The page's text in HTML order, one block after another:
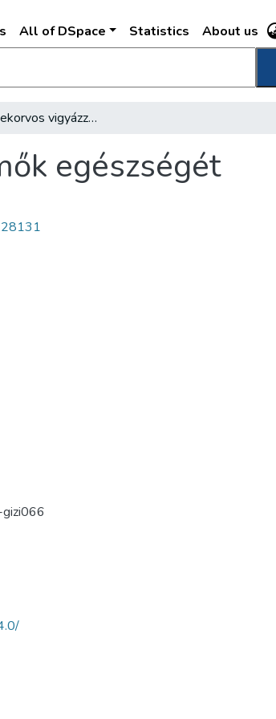
All of DSpace Statistics About us
Házi gyermekorvos vigyázza a csecsemők egészségét
egészségét